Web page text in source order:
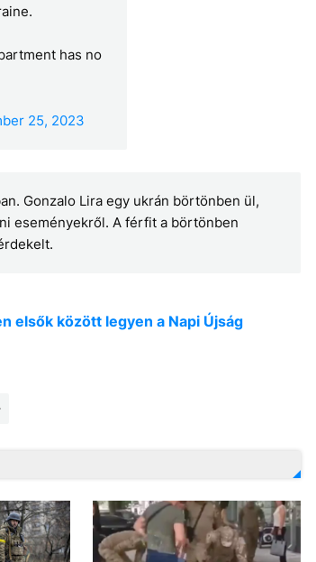
has no
25, 2023
Gonzalo Lira egy ukrán börtönben ül,
eseményekről. A férfit a börtönben
elsők között legyen a Napi Újság